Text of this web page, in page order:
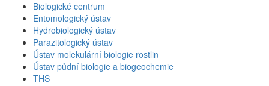
Biologické centrum
Entomologický ústav
Hydrobiologický ústav
Parazitologický ústav
Ústav molekulární biologie rostlin
Ústav půdní biologie a biogeochemie
THS